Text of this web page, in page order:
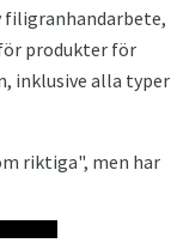
filigranhandarbete,
produkter för
inklusive alla typer
riktiga", men har